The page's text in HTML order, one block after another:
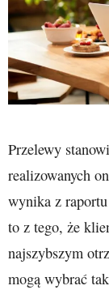
Przelewy
realizowanych
wynika z
to z tego, że
najszybszym
mogą wybrać